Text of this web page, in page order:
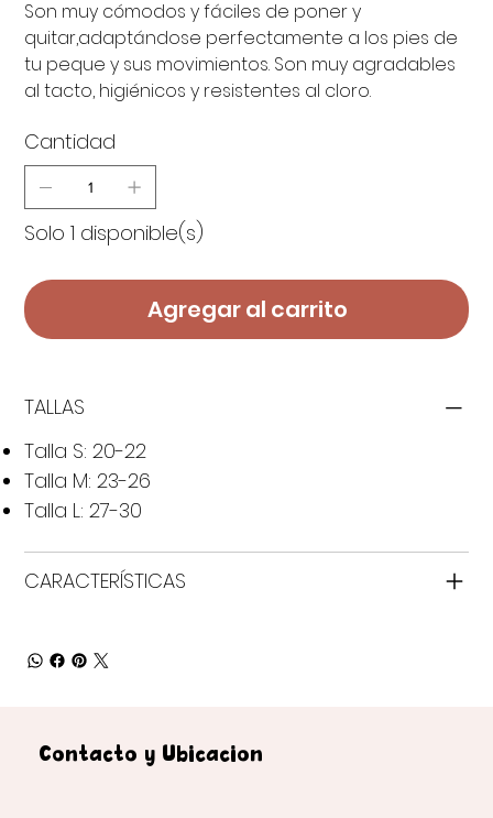
Son muy cómodos y fáciles de poner y
quitar,adaptándose perfectamente a los pies de
tu peque y sus movimientos. Son muy agradables
al tacto, higiénicos y resistentes al cloro.
Cantidad
Solo 1 disponible(s)
Agregar al carrito
TALLAS
Talla S: 20-22
Talla M: 23-26
Talla L: 27-30
CARACTERÍSTICAS
Contacto y Ubicación